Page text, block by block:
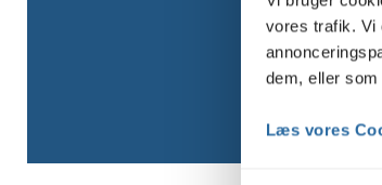
vores trafik. Vi
dem, eller
Læs vores